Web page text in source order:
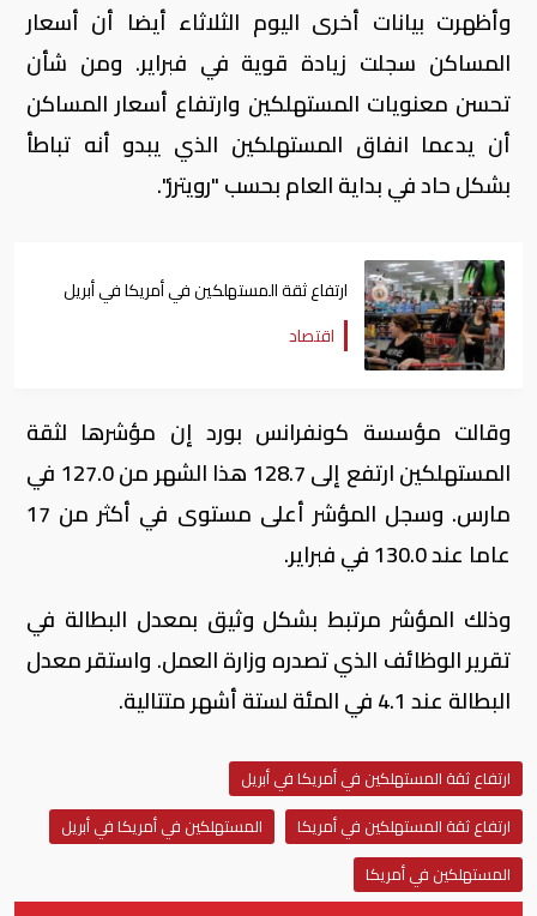
وأظهرت بيانات أخرى اليوم الثلاثاء أيضا أن أسعار
المساكن سجلت زيادة قوية في فبراير. ومن شأن
تحسن معنويات المستهلكين وارتفاع أسعار المساكن
أن يدعما انفاق المستهلكين الذي يبدو أنه تباطأ
بشكل حاد في بداية العام بحسب "رويترز".
ارتفاع ثقة المستهلكين في أمريكا في أبريل
اقتصاد
وقالت مؤسسة كونفرانس بورد إن مؤشرها لثقة
المستهلكين ارتفع إلى 128.7 هذا الشهر من 127.0 في
مارس. وسجل المؤشر أعلى مستوى في أكثر من 17
عاما عند 130.0 في فبراير.
وذلك المؤشر مرتبط بشكل وثيق بمعدل البطالة في
تقرير الوظائف الذي تصدره وزارة العمل. واستقر معدل
البطالة عند 4.1 في المئة لستة أشهر متتالية.
ارتفاع ثقة المستهلكين في أمريكا في أبريل
ارتفاع ثقة المستهلكين في أمريكا
المستهلكين في أمريكا في أبريل
المستهلكين في أمريكا